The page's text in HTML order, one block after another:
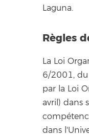
Laguna.
Règles
La Loi
6/2001,
par la Loi
avril) dans
dans